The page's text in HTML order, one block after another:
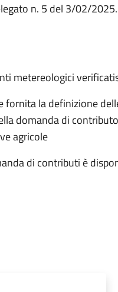
n. 5 del 3/02/
metereologici
fornita la definizione
domanda di
agricole
di contributi è